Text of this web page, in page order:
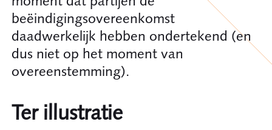
beëindigingsovereenkomst
daadwerkelijk hebben ondertekend (en
dus niet op het moment van
overeenstemming).
Ter illustratie